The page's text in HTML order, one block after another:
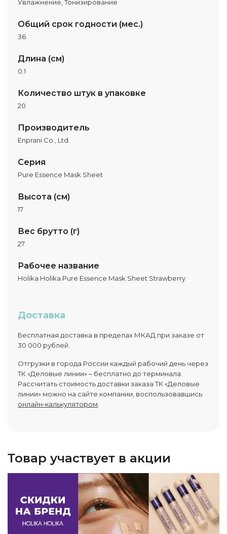
Увлажнение, Тонизирование
Общий срок годности (мес.)
36
Длина (см)
0.1
Количество штук в упаковке
20
Производитель
Enprani Co., Ltd.
Серия
Pure Essence Mask Sheet
Высота (см)
17
Вес брутто (г)
27
Рабочее название
Holika Holika Pure Essence Mask Sheet Strawberry
Доставка
Бесплатная доставка в пределах МКАД при заказе от
30 000 рублей.
Отгрузки в города России каждый рабочий день через
ТК «Деловые линии» – бесплатно до терминала.
Рассчитать стоимость доставки заказа ТК «Деловые
линии» можно на сайте компании, воспользовавшись
онлайн-калькулятором
Товар участвует в акции